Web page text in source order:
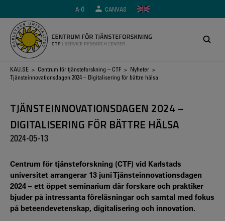
huvudinnehåll
A-Ö CANVAS
Länkstig
KAU.SE > Centrum för tjänsteforskning – CTF > Nyheter >
Tjänsteinnovationsdagen 2024 – Digitalisering för bättre hälsa
TJÄNSTEINNOVATIONSDAGEN 2024 –
DIGITALISERING FÖR BÄTTRE HÄLSA
2024-05-13
Centrum för tjänsteforskning (CTF) vid Karlstads
universitet arrangerar 13 juni Tjänsteinnovationsdagen
2024 – ett öppet seminarium där forskare och praktiker
bjuder på intressanta föreläsningar och samtal med fokus
på beteendevetenskap, digitalisering och innovation.